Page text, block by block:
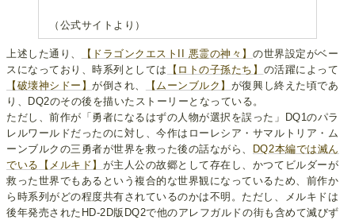
（公式サイトより）
上述した通り、 【ドラゴンクエストII 悪霊の神々】の世界設定がベー
スになっており、時系列としては
【ロトの子孫たち】 の活躍によって
【破壊神シドー】が倒され、 【ムーンブルク】 が復興し終えた頃であ
り、DQ2のその後を描いたストーリーとなっている。
ただし、前作が「勇者になるはずの人物が選択を誤った」DQ1のパラ
レルワールドだったのに対し、今作はローレシア・サマルトリア・ム
ーンブルクの三勇者が世界を救った後の話ながら、
DQ2本編では滅ん
でいる
【メルキド】 が主人公の故郷として存在し、かつてビルダーが
救った世界でもあるという複合的な世界観になっているため、前作か
ら時系列がどの程度共有されているのかは不明。ただし、メルキドは
後年発売されたHD‐2D版DQ2で他のアレフガルドの街も含めて滅びず